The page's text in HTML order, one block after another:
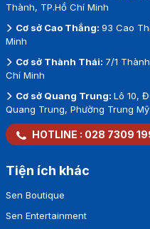
Thành, TP.Hồ Chí Minh
Cơ sở Cao Thắng: 93 Cao
Minh
Cơ sở Thành Thái: 7/1
Chí Minh
Cơ sở Quang Trung: Lô 10,
Quang Trung, Phường Trung
HOTLINE : 028 7309
Tiện ích khác
Sen Boutique
Sen Entertainment